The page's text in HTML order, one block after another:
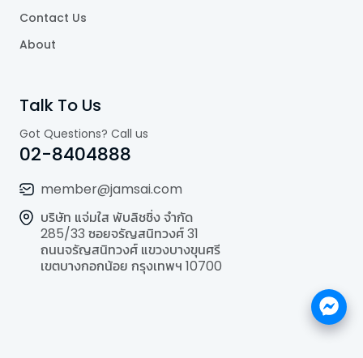
Contact Us
About
Talk To Us
Got Questions? Call us
02-8404888
member@jamsai.com
บริษัท แจ่มใส พับลิชชิ่ง จำกัด
285/33 ซอยจรัญสนิทวงศ์ 31
ถนนจรัญสนิทวงศ์ แขวงบางขุนศรี
เขตบางกอกน้อย กรุงเทพฯ 10700